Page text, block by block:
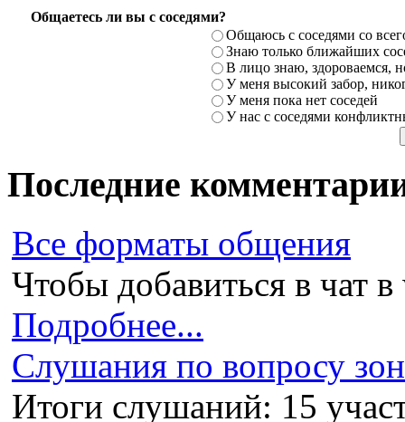
Общаетесь ли вы с соседями?
Общаюсь с соседями со
Знаю только ближайших
В лицо знаю, здороваемся,
У меня высокий забор,
У меня пока нет соседей
У нас с соседями
Последние
Все форматы общения
Чтобы добавиться в чат
Подробнее...
Слушания по вопросу
Итоги слушаний: 15